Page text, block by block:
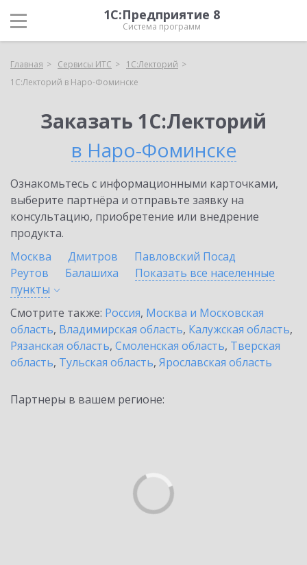
1С:Предприятие 8
Система программ
Главная Сервисы ИТС
1С:Лекторий
1С:Лекторий в Наро-Фоминске
Заказать 1С:Лекторий
в Наро-Фоминске
Ознакомьтесь с информационными карточками,
выберите партнёра и отправьте заявку на
консультацию, приобретение или внедрение
продукта.
Москва
Дмитров
Павловский Посад
Реутов
Балашиха
Показать все населенные
пункты
Смотрите также: Россия, Москва и Московская
область, Владимирская область, Калужская область,
Рязанская область, Смоленская область, Тверская
область, Тульская область, Ярославская область
Партнеры в вашем регионе: